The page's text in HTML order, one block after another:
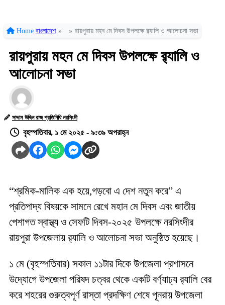
Home বাংলাদেশ » » রায়পুরায় মহন মে দিবস উপলক্ষে র‍্যালি ও আলোচনা সভা
রায়পুরায় মহন মে দিবস উপলক্ষে র‍্যালি ও
আলোচনা সভা
সাদ্দাম উদ্দিন রাজ প্রতিনিধি নরসিংদী
বৃহস্পতিবার, ১ মে ২০২৫ - ৯:৩৯ অপরাহ্ন
“শ্রমিক-মালিক এক হয়ে,গড়বো এ দেশ নতুন করে” এ
প্রতিপাদ্য বিষয়কে সামনে রেখে মহান মে দিবস এবং জাতীয়
পেশাগত স্বাস্থ্য ও সেফটি দিবস-২০২৫ উপলক্ষে নরসিংদীর
রায়পুরা উপজেলায় র‍্যালি ও আলোচনা সভা অনুষ্ঠিত হয়েছে।
১ মে (বৃহস্পতিবার) সকাল ১১টার দিকে উপজেলা প্রশাসনে
উদ্যোগে উপজেলা পরিষদ চত্বর থেকে একটি বর্ণ্যাঢ্য র‍্যালি বের
করে শহরের গুরুত্বপূর্ণ রাস্তা প্রদক্ষিণ শেষে পূনরায় উপজেলা